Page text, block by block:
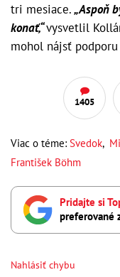
tri mesiace.„Aspoň
konať,“vysvetlil
mohol nájsť
1405
Viac o téme: Svedok,
František Böhm
Pridajte si
preferované
Nahlásiť chybu